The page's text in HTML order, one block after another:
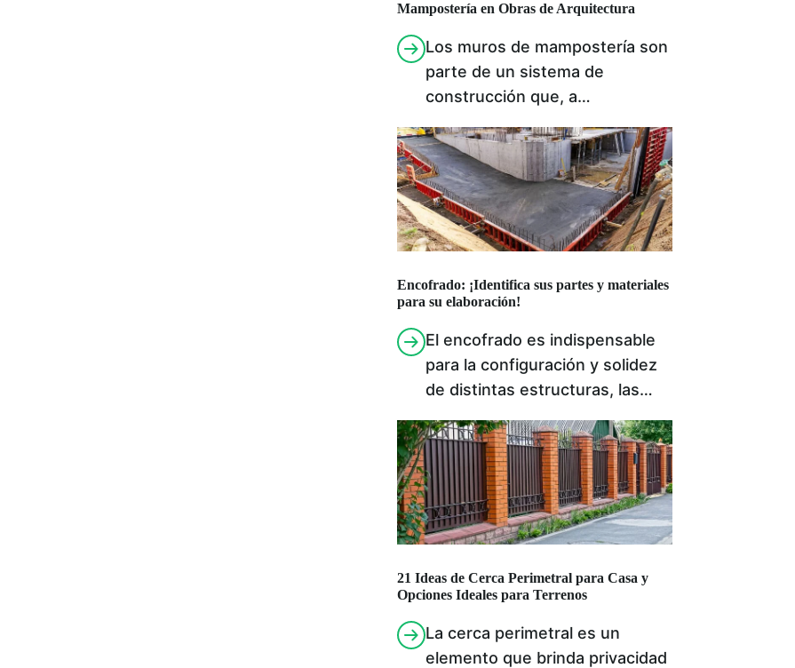
Mampostería en Obras de Arquitectura
Los muros de mampostería son
parte de un sistema de
construcción que, a…
Encofrado: ¡Identifica sus partes y materiales
para su elaboración!
El encofrado es indispensable
para la configuración y solidez
de distintas estructuras, las…
21 Ideas de Cerca Perimetral para Casa y
Opciones Ideales para Terrenos
La cerca perimetral es un
elemento que brinda privacidad